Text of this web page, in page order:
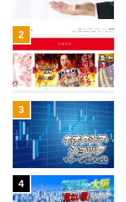
2
3
4